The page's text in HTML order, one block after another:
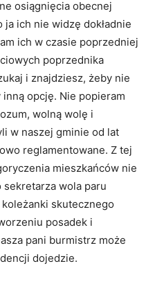
osiągnięcia obecnej
ja ich nie widzę dokładnie
ich w czasie poprzedniej
poprzednika
i znajdziesz, żeby nie
inną opcję. Nie popieram
wolną wolę i
w naszej gminie od lat
reglamentowane. Z tej
mieszkańców nie
wola paru
skutecznego
posadek i
pani burmistrz może
dojedzie.